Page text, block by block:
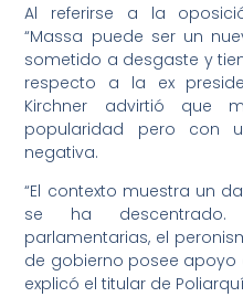
Al referirse a la
“Massa puede ser un
sometido a desgaste y
respecto a la ex
Kirchner advirtió que
popularidad pero con
negativa.
“El contexto muestra un
se ha descentrado.
parlamentarias, el
de gobierno posee apoyo
explicó el titular de